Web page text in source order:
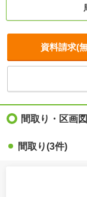
資料請求(
間取り・区画図
間取り(3件)